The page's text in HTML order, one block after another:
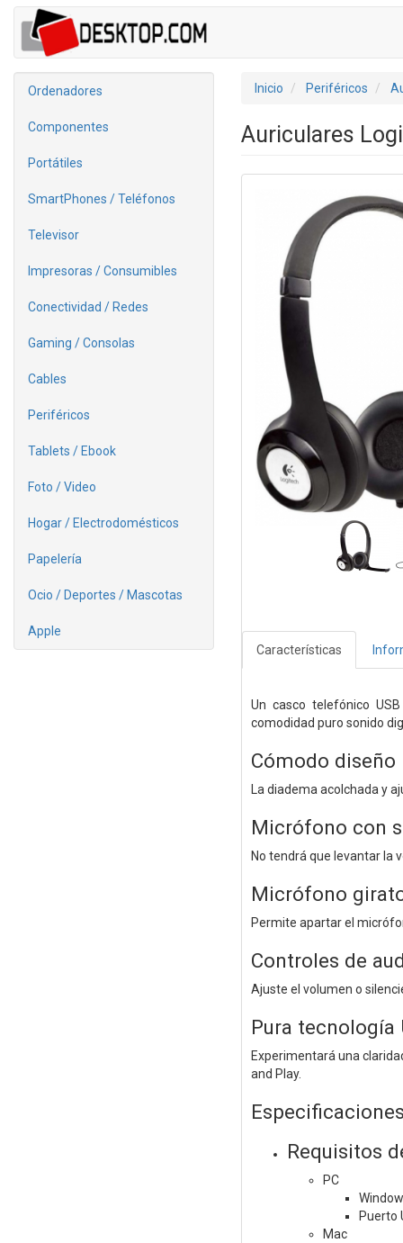
Ordenadores
Componentes
Portátiles
SmartPhones / Teléfonos
Televisor
Impresoras / Consumibles
Conectividad / Redes
Gaming / Consolas
Cables
Periféricos
Tablets / Ebook
Foto / Video
Hogar / Electrodomésticos
Papelería
Ocio / Deportes / Mascotas
Apple
Inicio Periféricos
Auriculares
Características
Un casco telefónico
comodidad puro sonido
Cómodo diseño
La diadema acolchada y
Micrófono con
No tendrá que levantar la
Micrófono
Permite apartar el
Controles de
Ajuste el volumen o
Pura tecnología
Experimentará una
and Play.
Requisitos
PC
Puerto
Mac